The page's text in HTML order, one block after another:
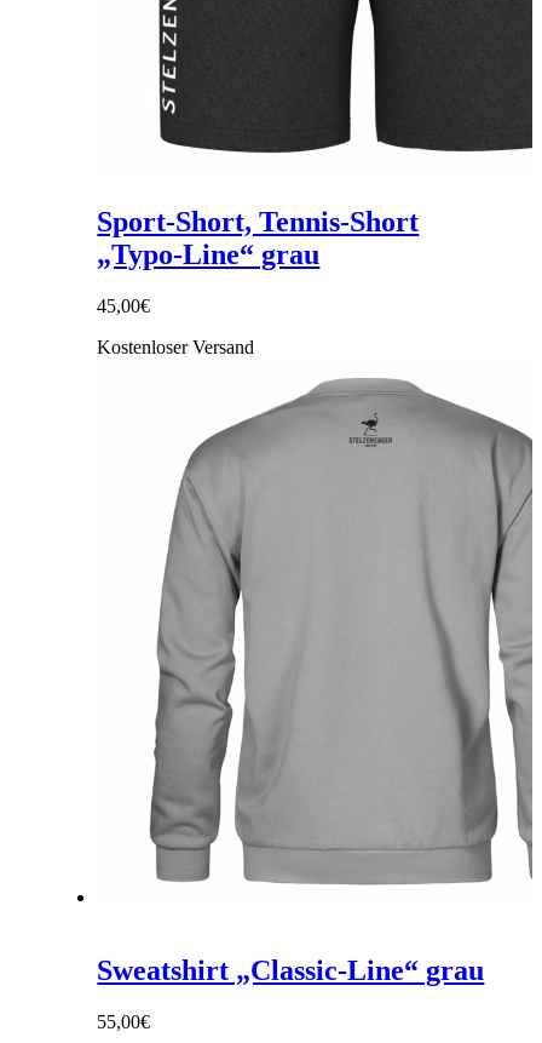
Sport-Short, Tennis-Short
„Typo-Line“ grau
45,00€
Kostenloser Versand
Sweatshirt „Classic-Line“ grau
55,00€